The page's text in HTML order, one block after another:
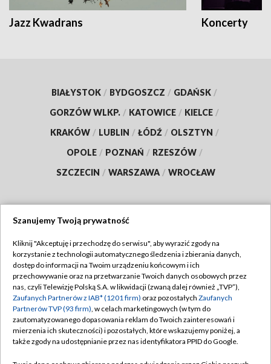
Jazz Kwadrans Koncerty
BIAŁYSTOK / BYDGOSZCZ / GDAŃSK /
GORZÓW WLKP. / KATOWICE / KIELCE /
KRAKÓW / LUBLIN / ŁÓDŹ / OLSZTYN /
OPOLE / POZNAŃ / RZESZÓW /
SZCZECIN / WARSZAWA / WROCŁAW
TVP
Abonament TVP
Emisja w TVP
Centrum informacji TVP
Naziemna Telewizja Cyfrowa
Regulamin TVP
Polityka prywatności
Moje zgody
Pomoc
Szanujemy Twoją prywatność
Kliknij "Akceptuję i przechodzę do serwisu", aby wyrazić zgody na
korzystanie z technologii automatycznego śledzenia i zbierania danych,
dostęp do informacji na Twoim urządzeniu końcowym i ich
przechowywanie oraz na przetwarzanie Twoich danych osobowych przez
nas, czyli Telewizję Polską S.A. w likwidacji (zwaną dalej również „TVP”),
Zaufanych Partnerów z IAB* (1201 firm) oraz pozostałych Zaufanych
Partnerów TVP (93 firm), w celach marketingowych (w tym do
zautomatyzowanego dopasowania reklam do Twoich zainteresowań i
mierzenia ich skuteczności) i pozostałych, które wskazujemy poniżej, a
także zgody na udostępnianie przez nas identyfikatora PPID do Google.